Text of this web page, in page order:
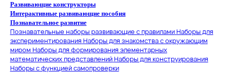
Развивающие конструкторы
Интерактивные развивающие пособия
Познавательное развитие
Познавательные наборы развивающие с правиламиНаборы для
экспериментированияНаборы для знакомства с окружающим
миром Наборы для формирования элементарных
математических представленийНаборы для конструирования
Наборы с функцией самопроверки